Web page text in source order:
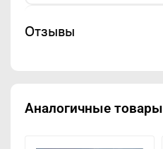
Отзывы
Аналогичные товары